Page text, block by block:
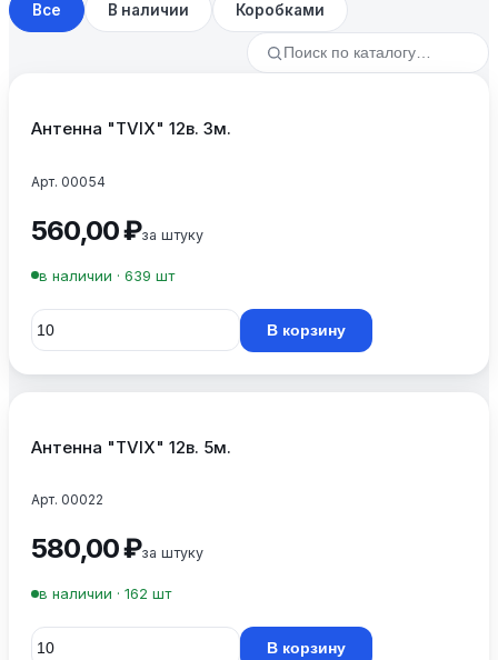
Все В наличии Коробками
Антенна "TVIX" 12в. 3м.
Арт. 00054
560,00 ₽за штуку
в наличии · 639 шт
В корзину
Антенна "TVIX" 12в. 5м.
Арт. 00022
580,00 ₽за штуку
в наличии · 162 шт
В корзину